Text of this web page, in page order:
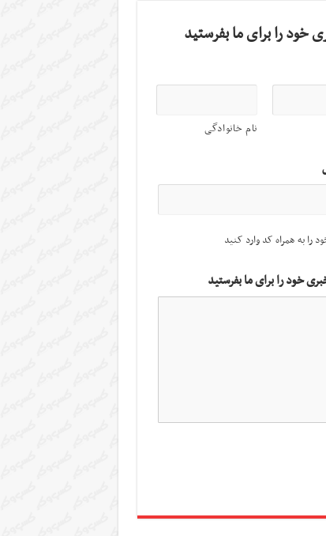
خود را برای ما بفرستید
نام خانوادگی
را به همراه کد وارد کنید
خود را برای ما بفرستید